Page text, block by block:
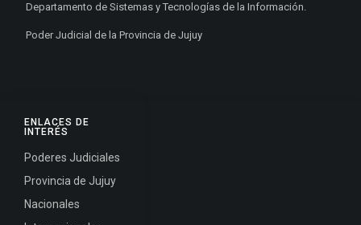
ENLACES DE
INTERÉS
Poderes Judiciales
Provincia de Jujuy
Nacionales
Departamento de Sistemas y Tecnologías de la Información.
Poder Judicial de la Provincia de Jujuy